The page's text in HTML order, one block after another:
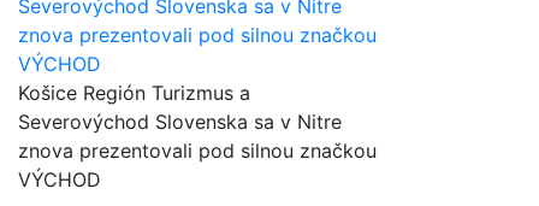
Košice Región Turizmus a
Severovýchod Slovenska sa v Nitre
znova prezentovali pod silnou značkou
VÝCHOD